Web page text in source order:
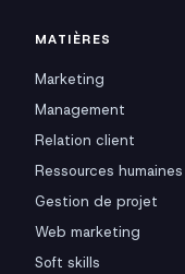
MATIÈRES
Marketing
Management
Relation client
Ressources humaines
Gestion de projet
Web marketing
Soft skills